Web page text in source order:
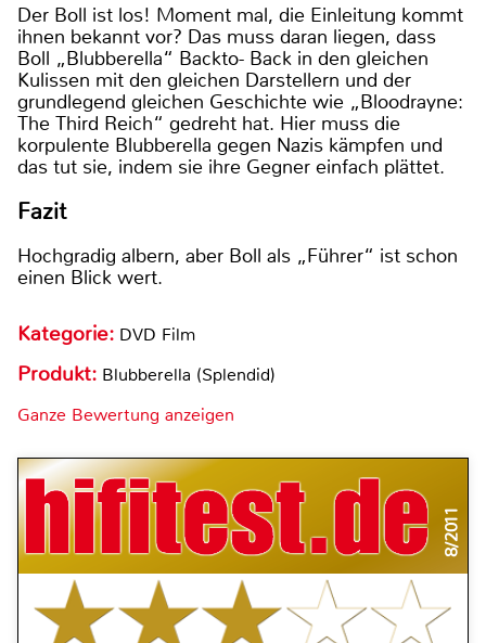
Der Boll ist los! Moment mal, die Einleitung kommt
ihnen bekannt vor? Das muss daran liegen, dass
Boll „Blubberella“ Backto- Back in den gleichen
Kulissen mit den gleichen Darstellern und der
grundlegend gleichen Geschichte wie „Bloodrayne:
The Third Reich“ gedreht hat. Hier muss die
korpulente Blubberella gegen Nazis kämpfen und
das tut sie, indem sie ihre Gegner einfach plättet.
Fazit
Hochgradig albern, aber Boll als „Führer“ ist schon
einen Blick wert.
Kategorie: DVD Film
Produkt: Blubberella (Splendid)
Ganze Bewertung anzeigen
8/2011